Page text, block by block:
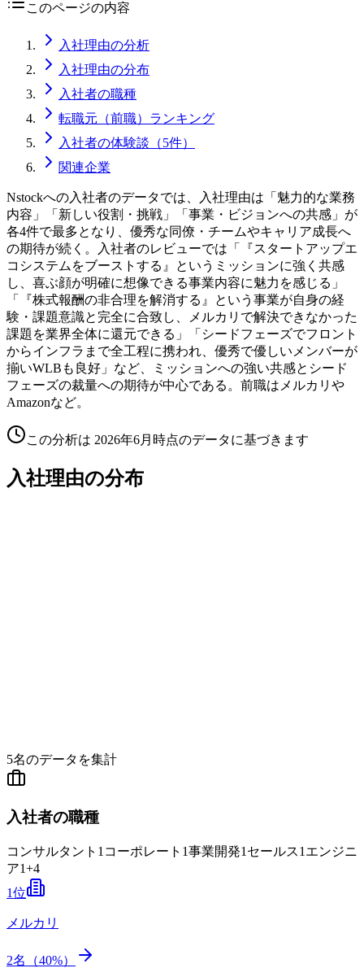
このページの内容
入社理由の分析
入社理由の分布
入社者の職種
転職元（前職）ランキング
入社者の体験談（5件）
関連企業
Nstockへの入社者のデータでは、入社理由は「魅力的な業務
内容」「新しい役割・挑戦」「事業・ビジョンへの共感」が
各4件で最多となり、優秀な同僚・チームやキャリア成長へ
の期待が続く。入社者のレビューでは「『スタートアップエ
コシステムをブーストする』というミッションに強く共感
し、喜ぶ顔が明確に想像できる事業内容に魅力を感じる」
「『株式報酬の非合理を解消する』という事業が自身の経
験・課題意識と完全に合致し、メルカリで解決できなかった
課題を業界全体に還元できる」「シードフェーズでフロント
からインフラまで全工程に携われ、優秀で優しいメンバーが
揃いWLBも良好」など、ミッションへの強い共感とシード
フェーズの裁量への期待が中心である。前職はメルカリや
Amazonなど。
この分析は 2026年6月 時点のデータに基づきます
入社理由の分布
5名のデータを集計
入社者の職種
コンサルタント 1 コーポレート 1事業開発1 セールス1 エンジニ
ア1+4
1位
メルカリ
2名（40%）